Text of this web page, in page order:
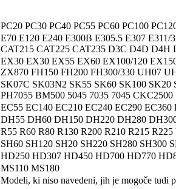
PC20 PC30 PC40 PC55 PC60 PC100
E70 E120 E240 E300B E305.5 E307 E311/
CAT215 CAT225 CAT235 D3C D4D
EX30 EX30 EX55 EX60 EX100/120
ZX870 FH150 FH200 FH300/330 UH07
SK07C SK03N2 SK55 SK60 SK100 SK20
PH7055 BM500 5045 7035 7045 CKC2500
EC55 EC140 EC210 EC240 EC290 EC360
DH55 DH60 DH150 DH220 DH280
R55 R60 R80 R130 R200 R210 R215
SH60 SH120 SH20 SH220 SH280 SH300
HD250 HD307 HD450 HD700 HD770
MS110 MS180
Modeli, ki niso navedeni, jih je mogoče tudi